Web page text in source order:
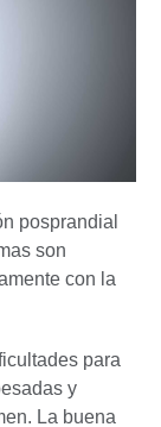
posprandial
son
con la
para
y
La buena